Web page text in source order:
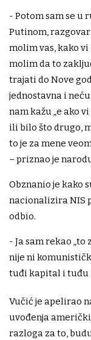
- Potom sam se u
Putinom,
molim vas, kako
molim da to
trajati do Nove
jednostavna i
nam kažu „e ako
ili bilo što drugo,
to je za mene
– priznao je
Obznanio je kako
nacionalizira NIS
odbio.
- Ja sam rekao
nije ni
tuđi kapital i tuđu
Vučić je apelirao
uvođenja
razloga za to,